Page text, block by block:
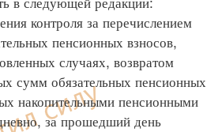
контроля за перечислением
пенсионных взносов,
случаях, возвратом
сумм обязательных пенсионных
накопительными пенсионными
за прошедший день